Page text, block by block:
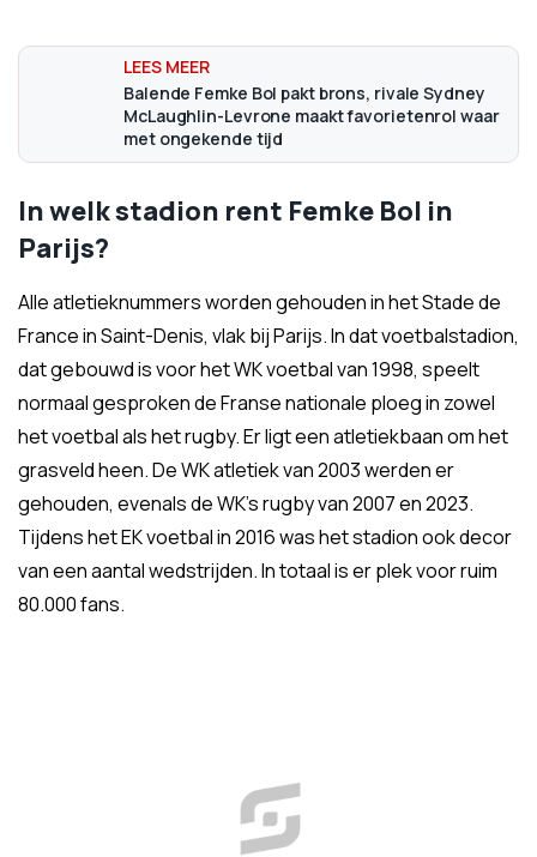
Balende Femke Bol pakt brons, rivale Sydney
McLaughlin-Levrone maakt favorietenrol waar
met ongekende tijd
In welk stadion rent Femke Bol in
Parijs?
Alle atletieknummers worden gehouden in het Stade de
France in Saint-Denis, vlak bij Parijs. In dat voetbalstadion,
dat gebouwd is voor het WK voetbal van 1998, speelt
normaal gesproken de Franse nationale ploeg in zowel
het voetbal als het rugby. Er ligt een atletiekbaan om het
grasveld heen. De WK atletiek van 2003 werden er
gehouden, evenals de WK's rugby van 2007 en 2023.
Tijdens het EK voetbal in 2016 was het stadion ook decor
van een aantal wedstrijden. In totaal is er plek voor ruim
80.000 fans.